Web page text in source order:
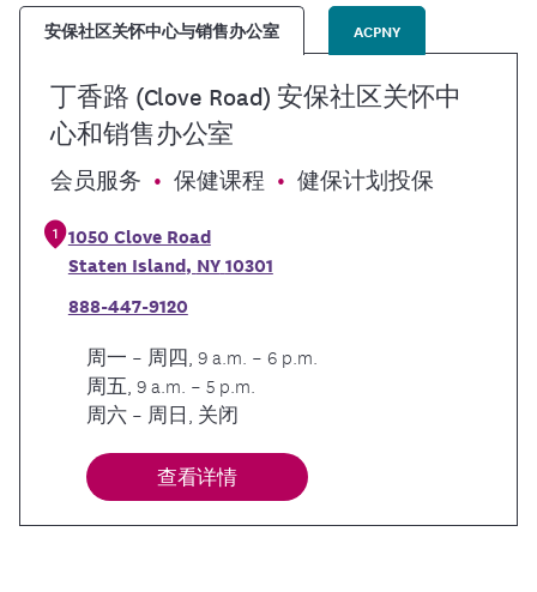
安保社区关怀中心与销售办公室 ACPNY
丁香路 (Clove Road) 安保社区关怀中
心和销售办公室
会员服务 保健课程 健保计划投保
1 1050 Clove Road
Staten Island, NY10301
888-447-9120
周一 – 周四, 9 a.m. – 6 p.m.
周五, 9 a.m. – 5 p.m.
周六 – 周日, 关闭
查看详情